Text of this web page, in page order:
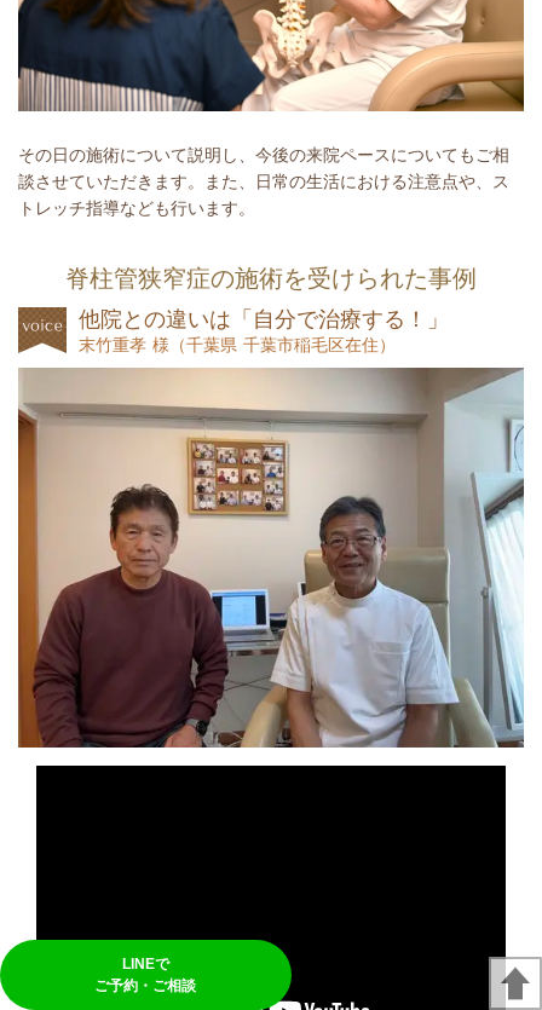
その日の施術について説明し、今後の来院ペースについてもご相
談させていただきます。
また、日常の生活における注意点や、ス
トレッチ指導なども行います。
脊柱管狭窄症の施術を受けられた事例
他院との違いは「自分で治療する！」
末竹重孝 様 （千葉県 千葉市稲毛区在住）
LINEで
ご予約・ご相談